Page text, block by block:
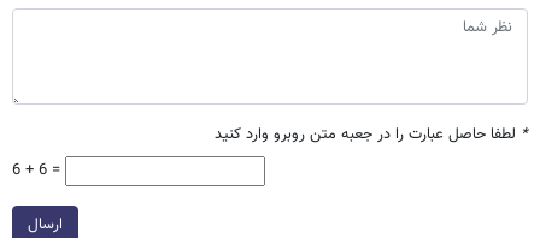
* لطفا حاصل عبارت را در جعبه متن روبرو وارد کنید
6 + 6 =
ارسال